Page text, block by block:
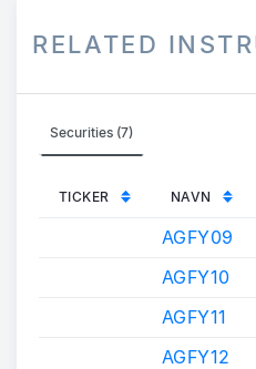
RELATED
Securities (7)
TICKER NAVN
AGFY09
AGFY10
AGFY11
AGFY12